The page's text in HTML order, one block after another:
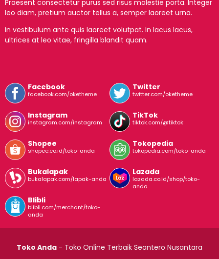
Praesent consectetur purus sed risus molestie porta. Integer
leo diam, pretium auctor tellus a, semper laoreet urna.
In vestibulum ante quis laoreet volutpat. In lacus lacus,
ultrices at leo vitae, fringilla blandit quam.
Facebook
facebook.com/oketheme
Twitter
twitter.com/oketheme
Instagram
instagram.com/instagram
TikTok
tiktok.com/@tiktok
Shopee
shopee.co.id/toko-anda
Tokopedia
tokopedia.com/toko-anda
Bukalapak
bukalapak.com/lapak-anda
Lazada
lazada.co.id/shop/toko-
anda
Blibli
blibli.com/merchant/toko-
anda
Toko Anda - Toko Online Terbaik Seantero Nusantara